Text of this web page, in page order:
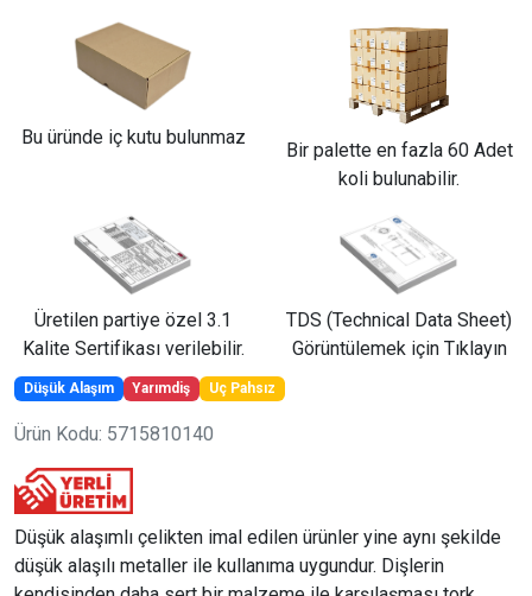
Bu üründe iç kutu bulunmaz
Bir palette en fazla 60 Adet
koli bulunabilir.
Üretilen partiye özel 3.1
Kalite Sertifikası verilebilir.
TDS (Technical Data Sheet)
Görüntülemek için Tıklayın
Düşük Alaşım Yarımdiş Uç Pahsız
Ürün Kodu: 5715810140
Düşük alaşımlı çelikten imal edilen ürünler yine aynı şekilde
düşük alaşılı metaller ile kullanıma uygundur. Dişlerin